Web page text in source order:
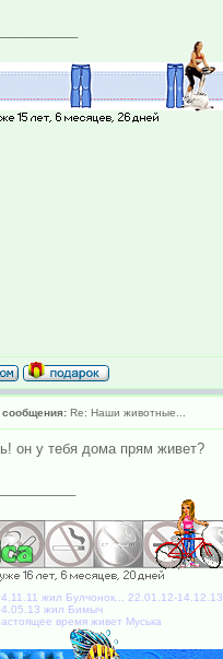
сообщения: Re: Наши животные...
он у тебя дома прям живет?
жил Булчонок... 22.01.12-
жил Бимыч
время живет Муська